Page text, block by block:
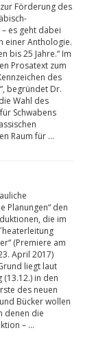
Förderung des
es geht dabei
einer Anthologie.
bis 25 Jahre.“ Im
Prosatext zum
des
begründet Dr.
Wahl des
Schwabens
Raum für …
Planungen“ den
die im
(Premiere am
April 2017)
liegt laut
in den
des neuen
Bücker wollen
denen die
– …